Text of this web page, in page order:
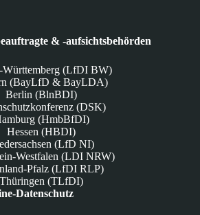
& -aufsichtsbehörden
Württemberg (LfDI BW)
(BayLfD & BayLDA)
Berlin (BlnBDI)
(DSK)
(HmbBfDI)
Hessen (HBDI)
(LfD NI)
Westfalen (LDI NRW)
Pfalz (LfDI RLP)
Thüringen (TLfDI)
Datenschutz